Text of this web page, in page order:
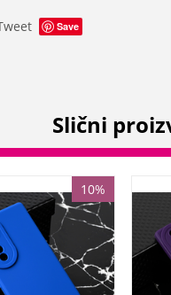
Save
Slični
10%